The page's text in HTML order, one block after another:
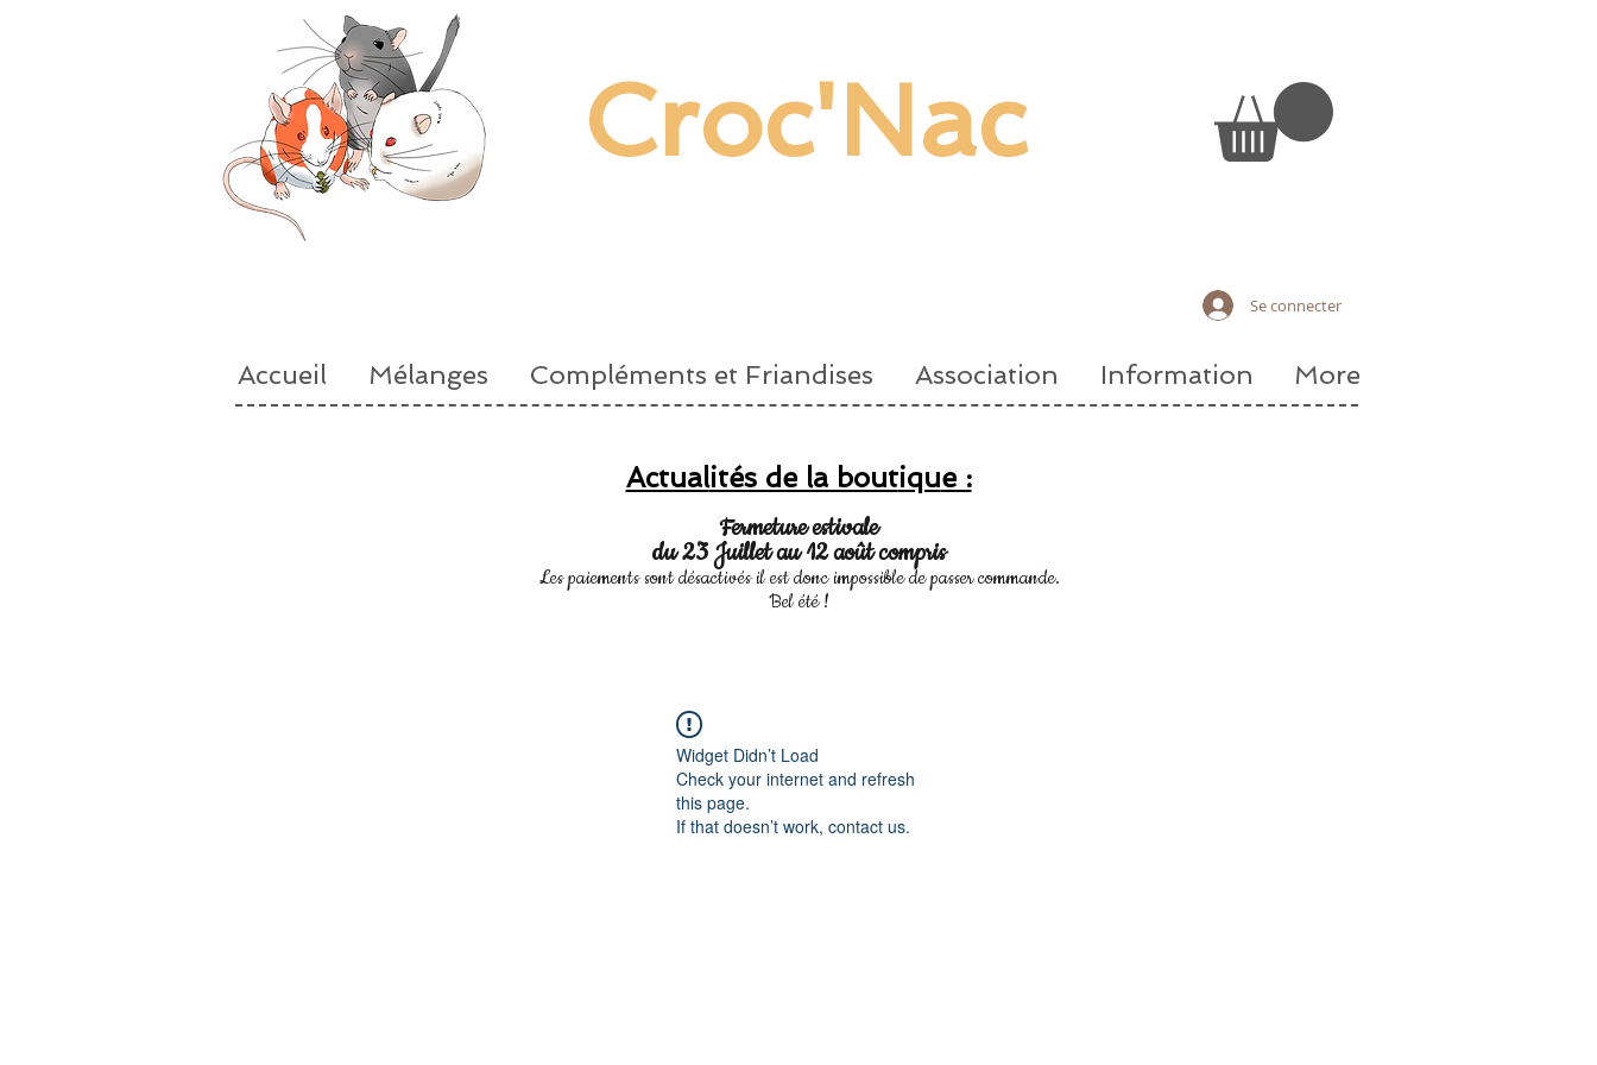
Croc'Nac
Se connecter
Accueil Mélanges Compléments et Friandises Association Information More
Actualités de la boutique :
Fermeture estivale
du 23 Juillet au 12 août compris
Les paiements sont désactivés il est donc impossible de passer commande.
Bel été !
Widget Didn’t Load
Check your internet and refresh
this page.
If that doesn’t work, contact us.